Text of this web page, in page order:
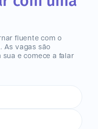
fluente com o
. As vagas são
sua e comece a falar